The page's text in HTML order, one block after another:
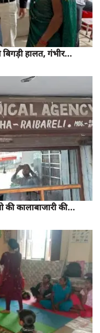
बिगड़ी हालत, गंभीर...
की कालाबाजारी की...